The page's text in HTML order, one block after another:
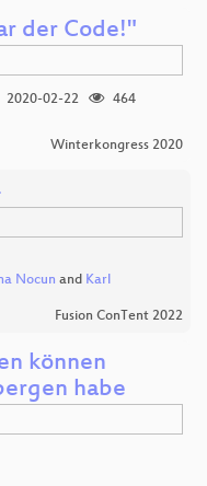
der Code!"
2020-02-22
464
Winterkongress 2020
Nocun and Karl
Fusion ConTent 2022
können
habe